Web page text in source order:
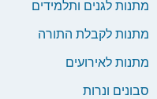
מתנות לגנים ותלמידים
מתנות לקבלת התורה
מתנות לאירועים
סבונים ונרות